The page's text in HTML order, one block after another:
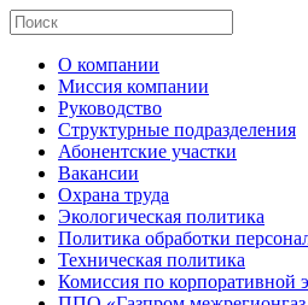
О компании
Миссия компании
Руководство
Структурные подразделения
Абонентские участки
Вакансии
Охрана труда
Экологическая политика
Политика обработки
Техническая политика
Комиссия по корпоративной